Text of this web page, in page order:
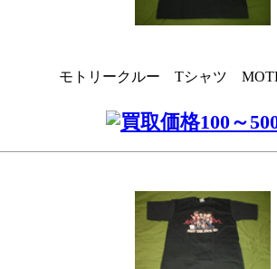
モトリークルー Tシャツ